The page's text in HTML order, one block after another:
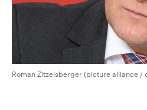
Roman Zitzelsberger (picture alliance /